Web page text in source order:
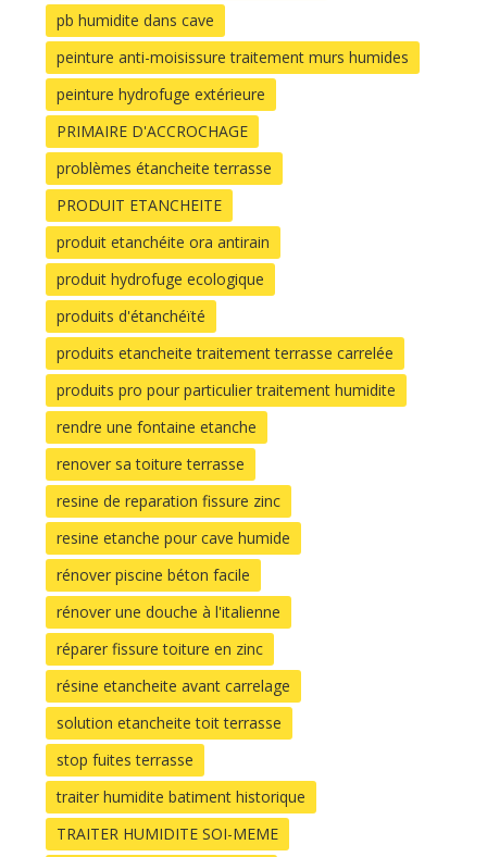
pb humidite dans cave
peinture anti-moisissure traitement murs humides
peinture hydrofuge extérieure
PRIMAIRE D'ACCROCHAGE
problèmes étancheite terrasse
PRODUIT ETANCHEITE
produit etanchéite ora antirain
produit hydrofuge ecologique
produits d'étanchéïté
produits etancheite traitement terrasse carrelée
produits pro pour particulier traitement humidite
rendre une fontaine etanche
renover sa toiture terrasse
resine de reparation fissure zinc
resine etanche pour cave humide
rénover piscine béton facile
rénover une douche à l'italienne
réparer fissure toiture en zinc
résine etancheite avant carrelage
solution etancheite toit terrasse
stop fuites terrasse
traiter humidite batiment historique
TRAITER HUMIDITE SOI-MEME